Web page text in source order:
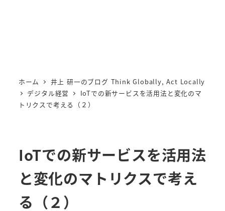
ホーム
井上 研一のブログ Think Globally, Act Locally
デジタル経営
IoTでの新サービスを活用法と変化のマ
トリクスで考える（２）
IoTでの新サービスを活用法
と変化のマトリクスで考え
る（２）